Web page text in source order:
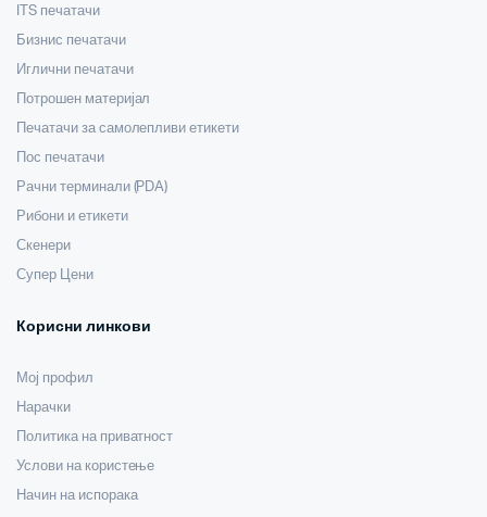
ITS печатачи
Бизнис печатачи
Иглични печатачи
Потрошен материјал
Печатачи за самолепливи етикети
Пос печатачи
Рачни терминали (PDA)
Рибони и етикети
Скенери
Супер Цени
Корисни линкови
Мој профил
Нарачки
Политика на приватност
Услови на користење
Начин на испорака